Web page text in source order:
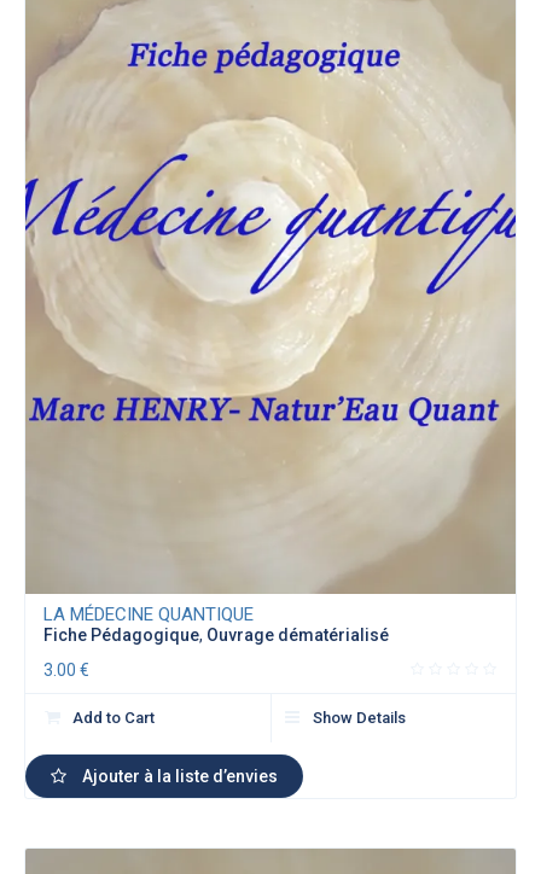
LA MÉDECINE QUANTIQUE
Fiche Pédagogique, Ouvrage dématérialisé
3.00€
Add to Cart Show Details
Ajouter à la liste d’envies